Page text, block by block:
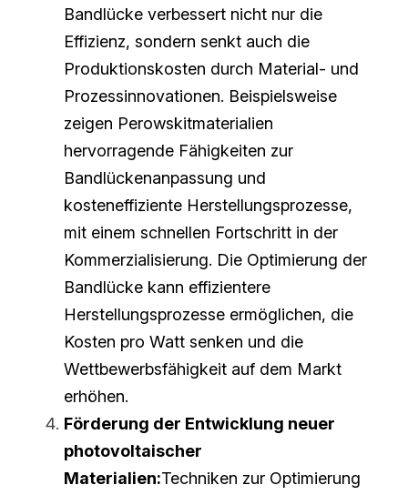
Bandlücke verbessert nicht nur die
Effizienz, sondern senkt auch die
Produktionskosten durch Material- und
Prozessinnovationen. Beispielsweise
zeigen Perowskitmaterialien
hervorragende Fähigkeiten zur
Bandlückenanpassung und
kosteneffiziente Herstellungsprozesse,
mit einem schnellen Fortschritt in der
Kommerzialisierung. Die Optimierung der
Bandlücke kann effizientere
Herstellungsprozesse ermöglichen, die
Kosten pro Watt senken und die
Wettbewerbsfähigkeit auf dem Markt
erhöhen.
Förderung der Entwicklung neuer
photovoltaischer
Materialien:Techniken zur Optimierung